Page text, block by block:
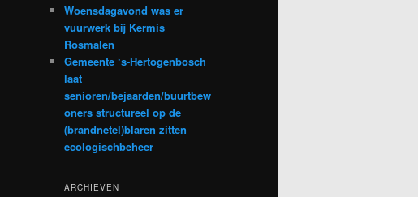
Woensdagavond was er
vuurwerk bij Kermis
Rosmalen
Gemeente ‘s-Hertogenbosch
laat
senioren/bejaarden/buurtbew
oners structureel op de
(brandnetel)blaren zitten
ecologischbeheer
ARCHIEVEN